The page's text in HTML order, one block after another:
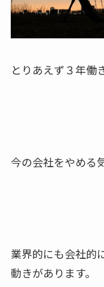
とりあえず３年働
今の会社をやめる
業界的にも会社的
動きがあります。